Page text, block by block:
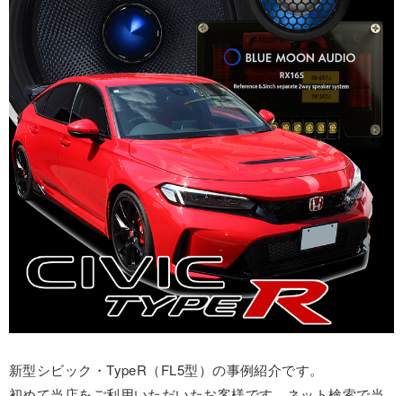
新型シビック・TypeR（FL5型）の事例紹介です。